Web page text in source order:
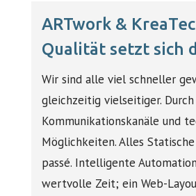
ARTwork &
Qualität setzt sich
Wir sind alle viel schneller
gleichzeitig vielseitiger.
Kommunikationskanäle und
Möglichkeiten. Alles
passé. Intelligente
wertvolle Zeit; ein Web-